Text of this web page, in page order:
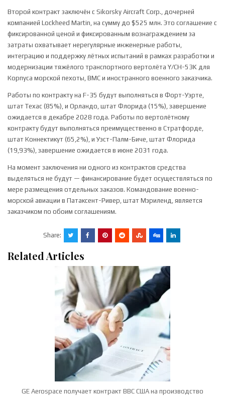
Второй контракт заключён с Sikorsky Aircraft Corp., дочерней
компанией Lockheed Martin, на сумму до $525 млн. Это соглашение с
фиксированной ценой и фиксированным вознаграждением за
затраты охватывает нерегулярные инженерные работы,
интеграцию и поддержку лётных испытаний в рамках разработки и
модернизации тяжёлого транспортного вертолёта Y/CH-53K для
Корпуса морской пехоты, ВМС и иностранного военного заказчика.
Работы по контракту на F-35 будут выполняться в Форт-Уэрте,
штат Техас (85%), и Орландо, штат Флорида (15%), завершение
ожидается в декабре 2028 года. Работы по вертолётному
контракту будут выполняться преимущественно в Стратфорде,
штат Коннектикут (65,2%), и Уэст-Палм-Биче, штат Флорида
(19,93%), завершение ожидается в июне 2031 года.
На момент заключения ни одного из контрактов средства
выделяться не будут — финансирование будет осуществляться по
мере размещения отдельных заказов. Командование военно-
морской авиации в Патаксент-Ривер, штат Мэриленд, является
заказчиком по обоим соглашениям.
Share:
Related Articles
GE Aerospace получает контракт ВВС США на производство